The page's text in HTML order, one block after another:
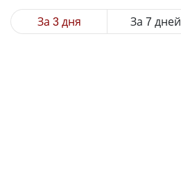
За 3 дня За 7 дней